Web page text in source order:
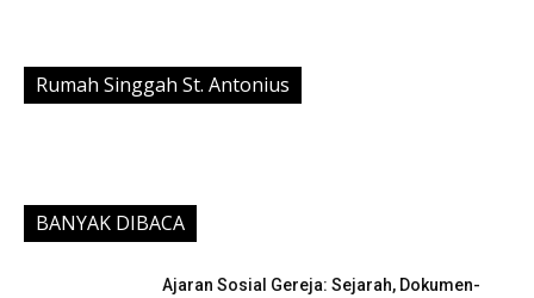
Rumah Singgah St. Antonius
BANYAK DIBACA
Ajaran Sosial Gereja: Sejarah, Dokumen-